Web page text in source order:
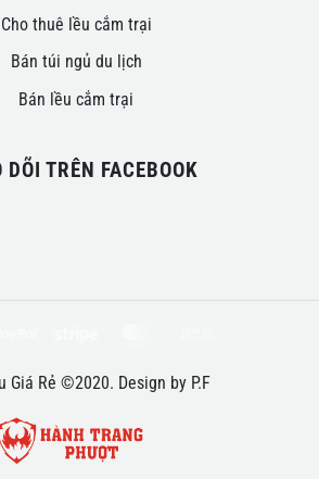
Cho thuê lều cắm trại
Bán túi ngủ du lịch
Bán lều cắm trại
DÕI TRÊN FACEBOOK
Giá Rẻ ©2020. Design by P.F